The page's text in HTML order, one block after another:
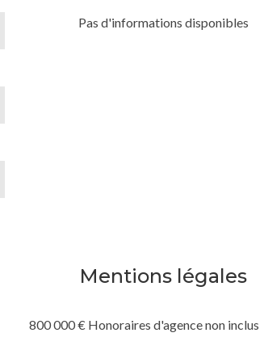
Pas d'informations disponibles
Mentions légales
800 000 € Honoraires d'agence non inclus